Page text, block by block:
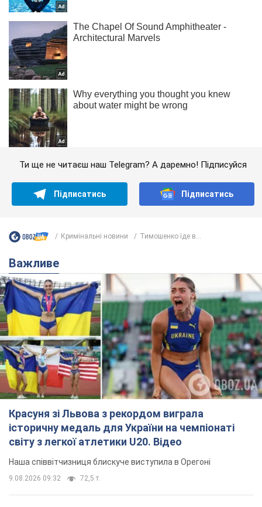
Ти ще не читаєш наш Telegram? А даремно! Підписуйся
Підписатись Підписатись
Кримінальні новини Тимошенко їде в...
Важливе
Красуня зі Львова з рекордом виграла
історичну медаль для України на чемпіонаті
світу з легкої атлетики U20. Відео
Наша співвітчизниця блискуче виступила в Орегоні
9.08.2026 09:32 72,5 т.